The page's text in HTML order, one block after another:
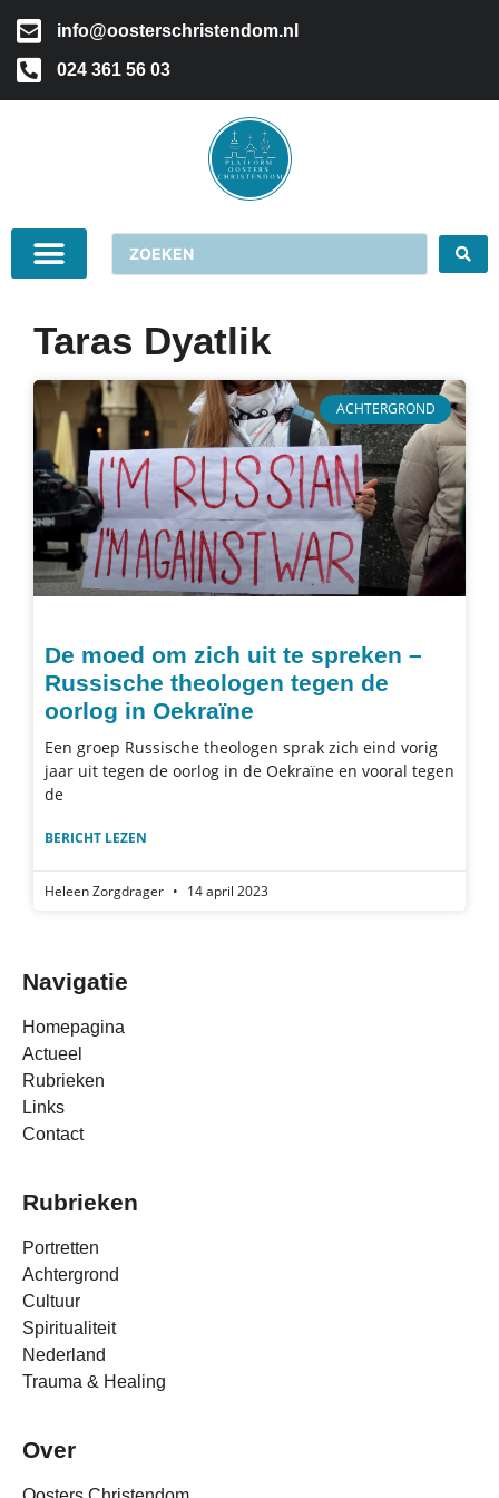
info@oosterschristendom.nl
024 361 56 03
Taras Dyatlik
ACHTERGROND
De moed om zich uit te spreken –
Russische theologen tegen de
oorlog in Oekraïne
Een groep Russische theologen sprak zich eind vorig
jaar uit tegen de oorlog in de Oekraïne en vooral tegen
de
BERICHT LEZEN
Heleen Zorgdrager 14 april 2023
Navigatie
Homepagina
Actueel
Rubrieken
Links
Contact
Rubrieken
Portretten
Achtergrond
Cultuur
Spiritualiteit
Nederland
Trauma & Healing
Over